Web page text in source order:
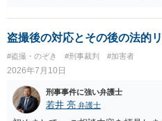
の画像が盗撮した画像等であれば別
が、被害者が特定できない以上、
盗撮後の対応とその後の法的
#盗撮・のぞき #刑事裁判 #加害者
2026年7月10日
刑事事件に強い弁護士
若井 亮 弁護士